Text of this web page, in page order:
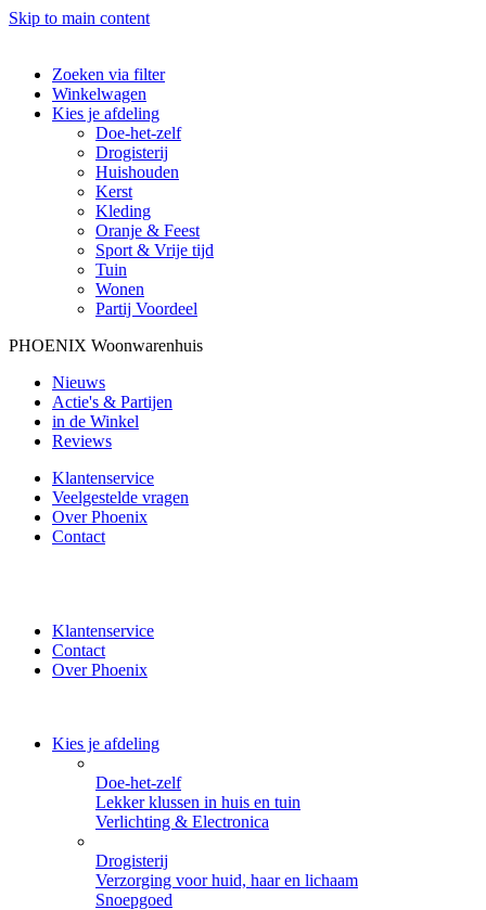
Skip to main content
Zoeken via filter
Winkelwagen
Kies je afdeling
Doe-het-zelf
Drogisterij
Huishouden
Kerst
Kleding
Oranje & Feest
Sport & Vrije tijd
Tuin
Wonen
Partij Voordeel
PHOENIX Woonwarenhuis
Nieuws
Actie's & Partijen
in de Winkel
Reviews
Klantenservice
Veelgestelde vragen
Over Phoenix
Contact
Klantenservice
Contact
Over Phoenix
Kies je afdeling
Doe-het-zelf
Lekker klussen in huis en tuin
Verlichting & Electronica
Drogisterij
Verzorging voor huid, haar en lichaam
Snoepgoed